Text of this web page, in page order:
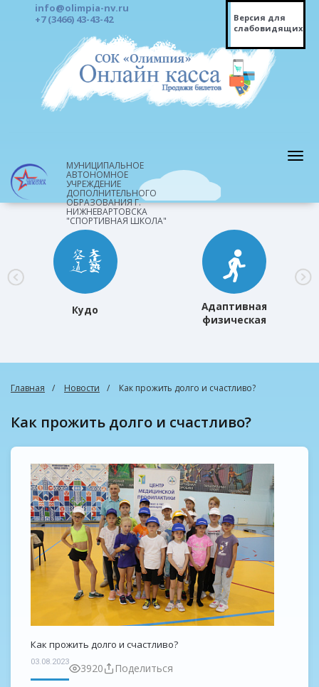
info@olimpia-nv.ru
+7 (3466) 43-43-42
Версия для
слабовидящих
МУНИЦИПАЛЬНОЕ
АВТОНОМНОЕ
УЧРЕЖДЕНИЕ
ДОПОЛНИТЕЛЬНОГО
ОБРАЗОВАНИЯ Г.
НИЖНЕВАРТОВСКА
"СПОРТИВНАЯ ШКОЛА"
Кудо
Адаптивная
физическая
Главная Новости Как прожить долго и счастливо?
Как прожить долго и счастливо?
Как прожить долго и счастливо?
03.08.2023 3920 Поделиться